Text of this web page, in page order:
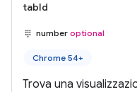
tabId
number optional
Chrome 54+
Trova una